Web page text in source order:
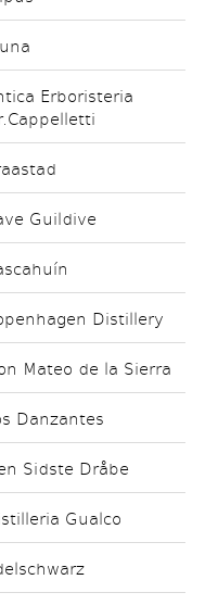
Erboristeria
Guildive
Distillery
Mateo de la Sierra
Danzantes
Sidste Dråbe
Gualco